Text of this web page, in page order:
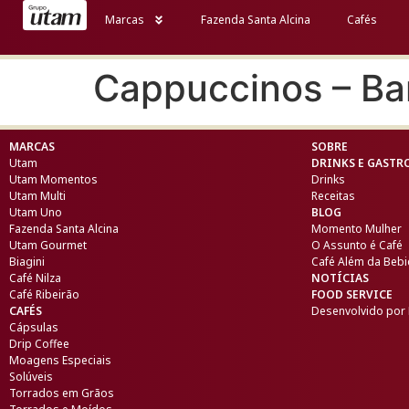
Marcas Fazenda Santa Alcina Cafés
Cappuccinos –
MARCAS
Utam
Utam Momentos
Utam Multi
Utam Uno
Fazenda Santa Alcina
Utam Gourmet
Biagini
Café Nilza
Café Ribeirão
CAFÉS
Cápsulas
Drip Coffee
Moagens Especiais
Solúveis
Torrados em Grãos
SOBRE
DRINKS E
Drinks
Receitas
BLOG
Momento Mulher
O Assunto é Café
Café Além da
NOTÍCIAS
FOOD SERVICE
Desenvolvido por